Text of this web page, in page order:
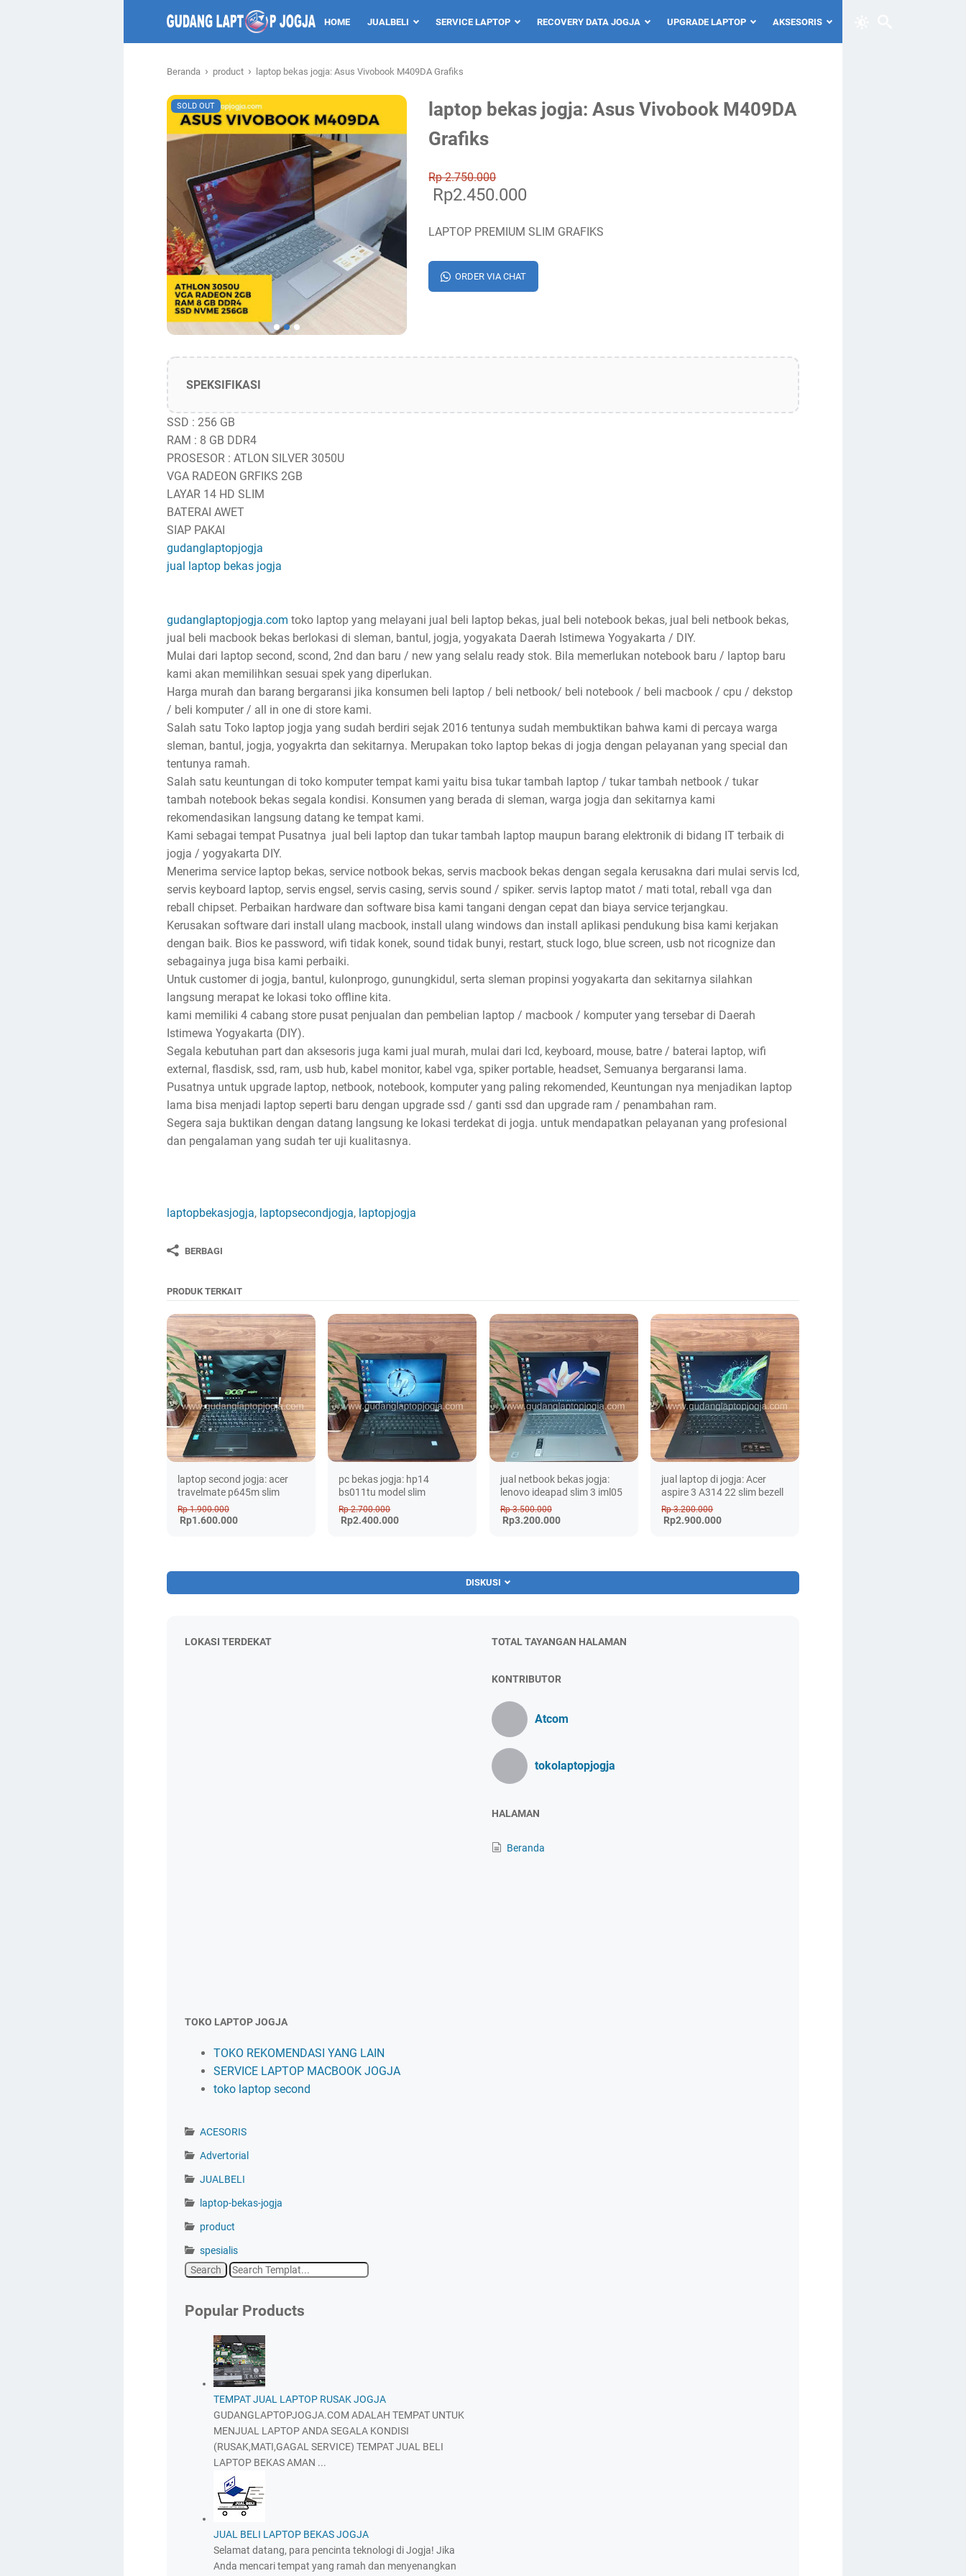
HOME JUALBELI SERVICE LAPTOP RECOVERY DATA JOGJA UPGRADE LAPTOP AKSESORIS
Beranda › product › laptop bekas jogja: Asus Vivobook M409DA Grafiks
laptop bekas jogja: Asus Vivobook M409DA
Grafiks
SOLD OUT
Rp 2.750.000
Rp2.450.000
LAPTOP PREMIUM SLIM GRAFIKS
ORDER VIA CHAT
SPEKSIFIKASI
SSD : 256 GB
RAM : 8 GB DDR4
PROSESOR : ATLON SILVER 3050U
VGA RADEON GRFIKS 2GB
LAYAR 14 HD SLIM
BATERAI AWET
SIAP PAKAI
gudanglaptopjogja
jual laptop bekas jogja
gudanglaptopjogja.com toko laptop yang melayani jual beli laptop bekas, jual beli notebook bekas, jual beli netbook bekas,
jual beli macbook bekas berlokasi di sleman, bantul, jogja, yogyakata Daerah Istimewa Yogyakarta / DIY.
Mulai dari laptop second, scond, 2nd dan baru / new yang selalu ready stok. Bila memerlukan notebook baru / laptop baru
kami akan memilihkan sesuai spek yang diperlukan.
Harga murah dan barang bergaransi jika konsumen beli laptop / beli netbook/ beli notebook / beli macbook / cpu / dekstop
/ beli komputer / all in one di store kami.
Salah satu Toko laptop jogja yang sudah berdiri sejak 2016 tentunya sudah membuktikan bahwa kami di percaya warga
sleman, bantul, jogja, yogyakrta dan sekitarnya. Merupakan toko laptop bekas di jogja dengan pelayanan yang special dan
tentunya ramah.
Salah satu keuntungan di toko komputer tempat kami yaitu bisa tukar tambah laptop / tukar tambah netbook / tukar
tambah notebook bekas segala kondisi. Konsumen yang berada di sleman, warga jogja dan sekitarnya kami
rekomendasikan langsung datang ke tempat kami.
Kami sebagai tempat Pusatnya jual beli laptop dan tukar tambah laptop maupun barang elektronik di bidang IT terbaik di
jogja / yogyakarta DIY.
Menerima service laptop bekas, service notbook bekas, servis macbook bekas dengan segala kerusakna dari mulai servis lcd,
servis keyboard laptop, servis engsel, servis casing, servis sound / spiker. servis laptop matot / mati total, reball vga dan
reball chipset. Perbaikan hardware dan software bisa kami tangani dengan cepat dan biaya service terjangkau.
Kerusakan software dari install ulang macbook, install ulang windows dan install aplikasi pendukung bisa kami kerjakan
dengan baik. Bios ke password, wifi tidak konek, sound tidak bunyi, restart, stuck logo, blue screen, usb not ricognize dan
sebagainya juga bisa kami perbaiki.
Untuk customer di jogja, bantul, kulonprogo, gunungkidul, serta sleman propinsi yogyakarta dan sekitarnya silahkan
langsung merapat ke lokasi toko offline kita.
kami memiliki 4 cabang store pusat penjualan dan pembelian laptop / macbook / komputer yang tersebar di Daerah
Istimewa Yogyakarta (DIY).
Segala kebutuhan part dan aksesoris juga kami jual murah, mulai dari lcd, keyboard, mouse, batre / baterai laptop, wifi
external, flasdisk, ssd, ram, usb hub, kabel monitor, kabel vga, spiker portable, headset, Semuanya bergaransi lama.
Pusatnya untuk upgrade laptop, netbook, notebook, komputer yang paling rekomended, Keuntungan nya menjadikan laptop
lama bisa menjadi laptop seperti baru dengan upgrade ssd / ganti ssd dan upgrade ram / penambahan ram.
Segera saja buktikan dengan datang langsung ke lokasi terdekat di jogja. untuk mendapatkan pelayanan yang profesional
dan pengalaman yang sudah ter uji kualitasnya.
laptopbekasjogja, laptopsecondjogja, laptopjogja
BERBAGI
PRODUK TERKAIT
laptop second jogja: acer
travelmate p645m slim
Rp 1.900.000
Rp1.600.000
pc bekas jogja: hp14
bs011tu model slim
Rp 2.700.000
Rp2.400.000
jual netbook bekas jogja:
lenovo ideapad slim 3 iml05
Rp 3.500.000
Rp3.200.000
jual laptop di jogja: Acer
aspire 3 A314 22 slim bezell
Rp 3.200.000
Rp2.900.000
DISKUSI
LOKASI TERDEKAT
TOKO LAPTOP JOGJA
TOKO REKOMENDASI YANG LAIN
SERVICE LAPTOP MACBOOK JOGJA
toko laptop second
ACESORIS
Advertorial
JUALBELI
laptop-bekas-jogja
product
spesialis
Popular Products
TEMPAT JUAL LAPTOP RUSAK JOGJA
GUDANGLAPTOPJOGJA.COM ADALAH TEMPAT UNTUK
MENJUAL LAPTOP ANDA SEGALA KONDISI
(RUSAK,MATI,GAGAL SERVICE) TEMPAT JUAL BELI
LAPTOP BEKAS AMAN ...
JUAL BELI LAPTOP BEKAS JOGJA
Selamat datang, para pencinta teknologi di Jogja! Jika
Anda mencari tempat yang ramah dan menyenangkan
TOTAL TAYANGAN HALAMAN
KONTRIBUTOR
Atcom
tokolaptopjogja
HALAMAN
Beranda